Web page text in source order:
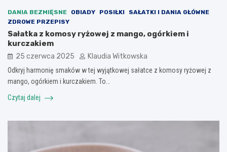
DANIA BEZMIĘSNE OBIADY POSIŁKI
SAŁATKI I DANIA GŁÓWNE
ZDROWE PRZEPISY
Sałatka z komosy ryżowej z mango, ogórkiem i
kurczakiem
25 czerwca 2025 Klaudia Witkowska
Odkryj harmonię smaków w tej wyjątkowej sałatce z komosy ryżowej z
mango, ogórkiem i kurczakiem. To…
Czytaj dalej